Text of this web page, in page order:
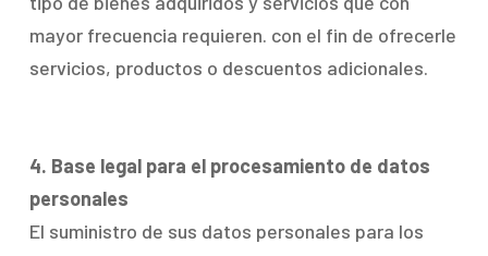
mayor frecuencia requieren. con el fin de ofrecerle
servicios, productos o descuentos adicionales.
4. Base legal para el procesamiento de datos
personales
El suministro de sus datos personales para los